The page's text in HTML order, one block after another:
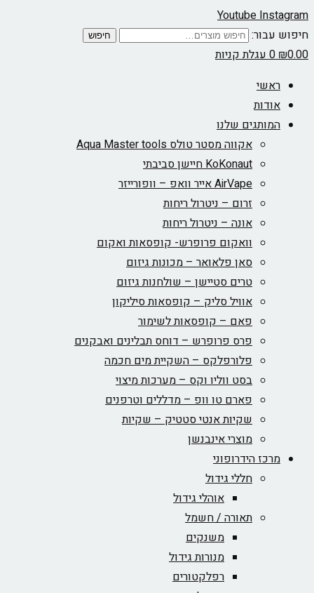
YoutubeInstagram
חיפוש עבור:
חיפוש
₪0.00
0עגלת קניות
ראשי
אודות
המותגים שלנו
אקווה מסטר טולס Aqua Master tools
KoKonaut חיישן סביבתי
AirVape אייר וואפ – וופורייזר
זרום – ניטרול ריחות
אונה – ניטרול ריחות
וואקום פרופרש- קופסאות ואקום
סאן פלאואר – מכונות גיזום
טרים סטיישן – שולחנות גיזום
אוויל סליק – קופסאות סיליקון
פאם – קופסאות לשימור
פרס פרופרש – דוחס תבלינים ואבקנים
פלורפלקס – השקיית מים חכמה
בסט ווליו וקס – מערכות מיצוי
פארם טו וופ – מדללים וטרפנים
שקיות אנטי סטטיק – שקיות
מוצרי אינבנשן
מרכז הידרופוני
חללי גידול
אוהלי גידול
תאורה / חשמל
משנקים
מנורות גידול
רפלקטורים